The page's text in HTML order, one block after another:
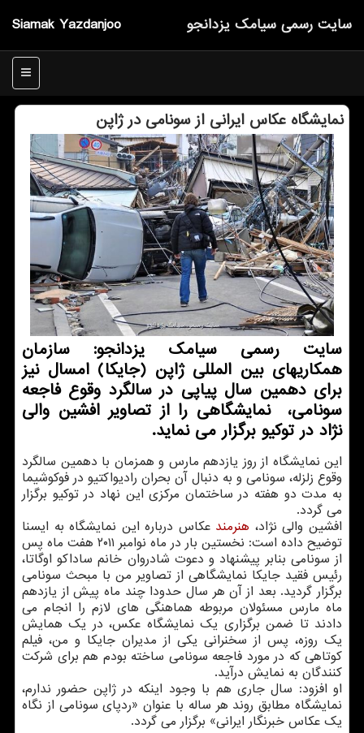
Siamak Yazdanjoo سایت رسمی سیامك یزدانجو
منو
نمایشگاه عكاس ایرانی از سونامی در ژاپن
سایت رسمی سیامک یزدانجو: سازمان
همکاریهای بین المللی ژاپن (جایکا) امسال نیز
برای دهمین سال پیاپی در سالگرد وقوع فاجعه
سونامی، نمایشگاهی را از تصاویر افشین والی
نژاد در توکیو برگزار می نماید.
این نمایشگاه از روز یازدهم مارس و همزمان با دهمین سالگرد
وقوع زلزله، سونامی و به دنبال آن بحران رادیواکتیو در فوکوشیما
به مدت دو هفته در ساختمان مرکزی این نهاد در توکیو برگزار
می گردد.
افشین والی نژاد، هنرمند عکاس درباره این نمایشگاه به ایسنا
توضیح داده است: نخستین بار در ماه نوامبر ۲۰۱۱ هفت ماه پس
از سونامی بنابر پیشنهاد و دعوت شادروان خانم ساداکو اوگاتا،
رئیس فقید جایکا نمایشگاهی از تصاویر من با مبحث سونامی
برگزار گردید. بعد از آن هر سال حدودا چند ماه پیش از یازدهم
ماه مارس مسئولان مربوطه هماهنگی های لازم را انجام می
دادند تا ضمن برگزاری یک نمایشگاه عکس، در یک همایش
یک روزه، پس از سخنرانی یکی از مدیران جایکا و من، فیلم
کوتاهی که در مورد فاجعه سونامی ساخته بودم هم برای شرکت
کنندگان به نمایش درآید.
او افزود: سال جاری هم با وجود اینکه در ژاپن حضور ندارم،
نمایشگاه مطابق روند هر ساله با عنوان «ردپای سونامی از نگاه
یک عکاس خبرنگار ایرانی» برگزار می گردد.